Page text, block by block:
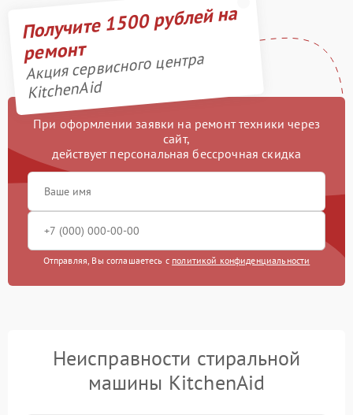
Получите 1500 рублей на
ремонт
Акция сервисного центра
KitchenAid
При оформлении заявки на ремонт техники через
сайт,
действует персональная бессрочная скидка
Отправляя, Вы соглашаетесь с политикой конфиденциальности
Неисправности стиральной
машины KitchenAid